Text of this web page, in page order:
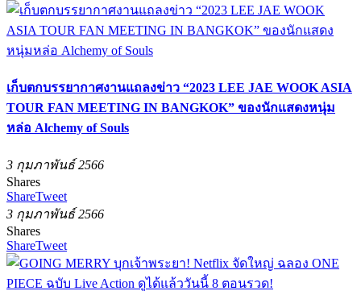
เก็บตกบรรยากาศงานแถลงข่าว “2023 LEE JAE WOOK ASIA
TOUR FAN MEETING IN BANGKOK” ของนักแสดงหนุ่ม
หล่อ Alchemy of Souls
3 กุมภาพันธ์ 2566
Shares
ShareTweet
3 กุมภาพันธ์ 2566
Shares
ShareTweet